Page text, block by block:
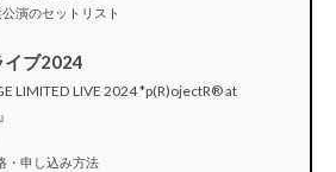
演のセットリスト
イブ2024
LIMITED LIVE 2024 *p(R)ojectR® at
・申し込み方法